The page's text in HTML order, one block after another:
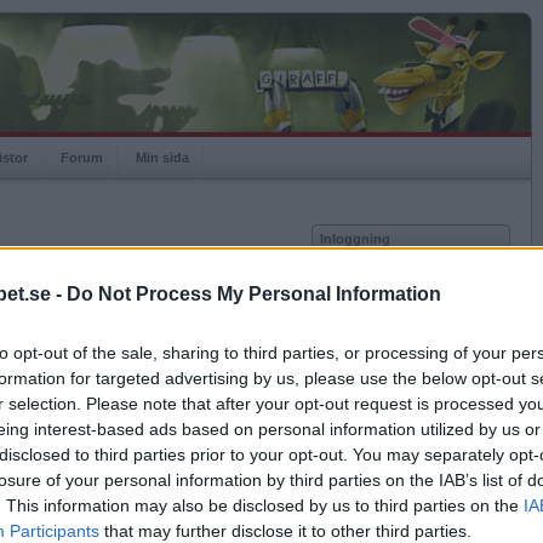
- Do Not Process My Personal Information
opt-out of the sale, sharing to third parties, or processing of your
for targeted advertising by us, please use the below opt-out
selection. Please note that after your opt-out request is processed
interest-based ads based on personal information utilized by us
to third parties prior to your opt-out. You may separately
of your personal information by third parties on the IAB’s list of
This information may also be disclosed by us to third parties on the
Participants that may further disclose it to other third parties.
Forum Min sida
Högsta rating2024-07-15
3452
Rankad
21
Rullningar
641
Matcher
5876
Vunna
5259
Inloggning
Kom ihåg mig
Glömt ditt lösenord?
Få ny aktiveringslänk
Betapet är gratis!